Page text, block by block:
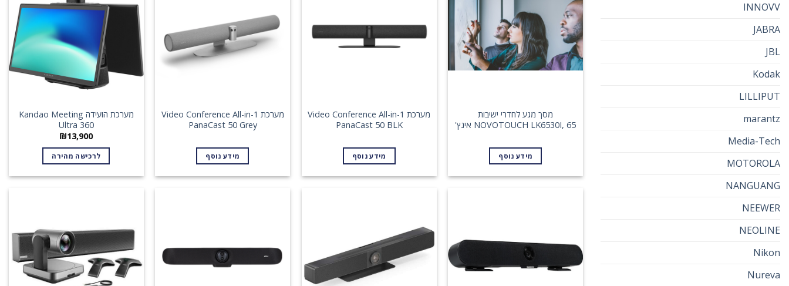
INNOVV
JABRA
JBL
Kodak
LILLIPUT
marantz
Media-Tech
MOTOROLA
NANGUANG
NEEWER
NEOLINE
Nikon
Nureva
מסך מגע לחדרי ישיבות
NOVOTOUCH LK6530I, 65 אינץ'
מידע נוסף
מערכת Video Conference All-in-1
PanaCast 50 BLK
מידע נוסף
מערכת Video Conference All-in-1
PanaCast 50 Grey
מידע נוסף
מערכת הועידה Kandao Meeting
Ultra 360
₪13,900
לרכישה מהירה